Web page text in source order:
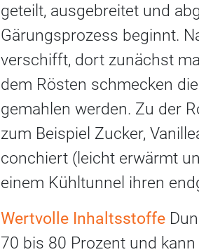
geteilt, ausgebreitet und
Gärungsprozess beginnt.
verschifft, dort zunächst
dem Rösten schmecken
gemahlen werden. Zu der
zum Beispiel Zucker,
conchiert (leicht erwärmt
einem Kühltunnel ihren
Wertvolle Inhaltsstoffe
70 bis 80 Prozent und